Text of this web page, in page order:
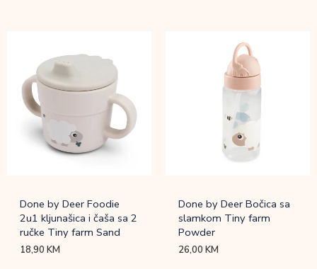
Done by Deer Foodie
2u1 kljunašica i čaša sa 2
ručke Tiny farm Sand
18,90KM
Done by Deer Bočica sa
slamkom Tiny farm
Powder
26,00KM